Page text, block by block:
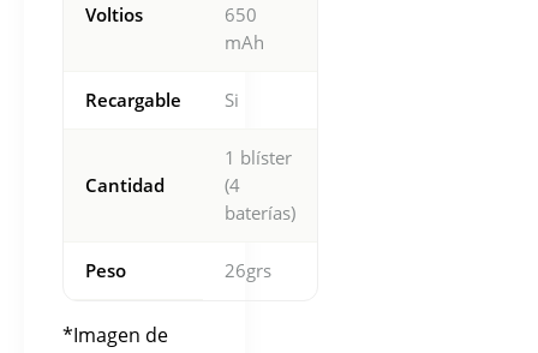
Voltios
650
mAh
Recargable Si
Cantidad
1 blíster
(4
baterías)
Peso 26grs
*Imagen de